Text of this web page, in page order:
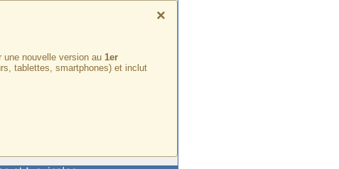
×
nouvelle version au 1er
tablettes, smartphones) et inclut